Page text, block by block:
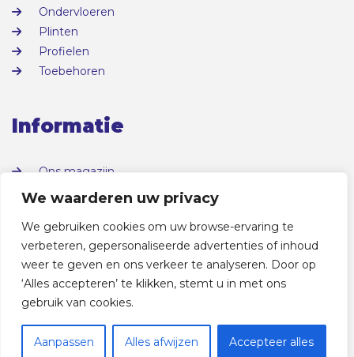
We waarderen uw privacy
We gebruiken cookies om uw browse-ervaring te
verbeteren, gepersonaliseerde advertenties of inhoud
weer te geven en ons verkeer te analyseren. Door op
‘Alles accepteren’ te klikken, stemt u in met ons
gebruik van cookies.
Aanpassen Alles afwijzen Accepteer alles
Ondervloeren
Plinten
Profielen
Toebehoren
Informatie
Ons magazijn
© copyright Vloerengigant Zeeland | Sitemap|
Privacyverklaring| Website door:DORST